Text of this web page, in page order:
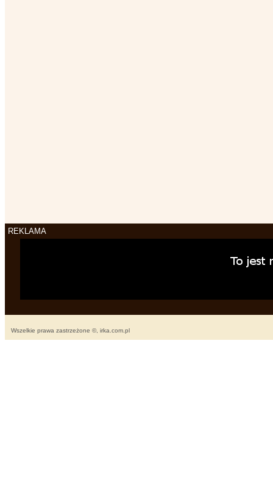
REKLAMA
Wszelkie prawa zastrzeżone ©, irka.com.pl